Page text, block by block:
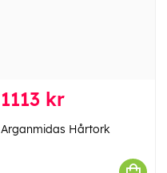
1113 kr
Arganmidas Hårtork